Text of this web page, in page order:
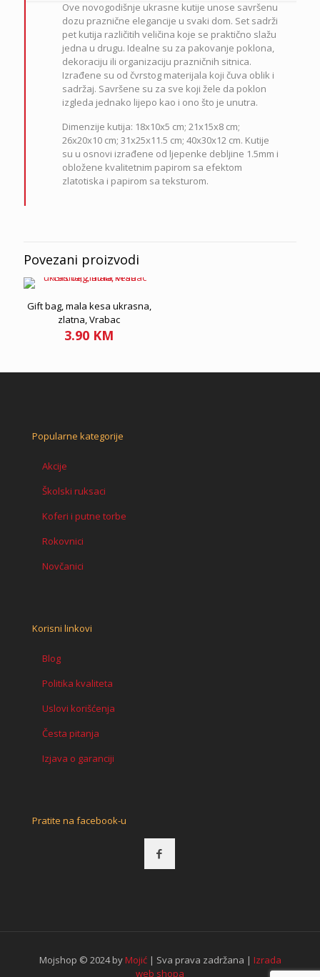
Ove novogodišnje ukrasne kutije unose savršenu
dozu praznične elegancije u svaki dom. Set sadrži
pet kutija različitih veličina koje se praktično slažu
jedna u drugu. Idealne su za pakovanje poklona,
dekoraciju ili organizaciju prazničnih sitnica.
Izrađene su od čvrstog materijala koji čuva oblik i
sadržaj. Savršene su za sve koji žele da poklon
izgleda jednako lijepo kao i ono što je unutra.
Dimenzije kutija: 18x10x5 cm; 21x15x8 cm;
26x20x10 cm; 31x25x11.5 cm; 40x30x12 cm. Kutije
su u osnovi izrađene od ljepenke debljine 1.5mm i
obložene kvalitetnim papirom sa efektom
zlatotiska i papirom sa teksturom.
Povezani proizvodi
Gift bag, mala kesa ukrasna,
zlatna, Vrabac
3.90 KM
Popularne kategorije
Akcije
Školski ruksaci
Koferi i putne torbe
Rokovnici
Novčanici
Korisni linkovi
Blog
Politika kvaliteta
Uslovi korišćenja
Česta pitanja
Izjava o garanciji
Pratite na facebook-u
Mojshop © 2024 byMojić| Sva prava zadržana | Izrada
web shopa